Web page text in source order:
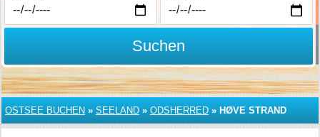
Suchen
OSTSEE BUCHEN » SEELAND » ODSHERRED » HØVE STRAND